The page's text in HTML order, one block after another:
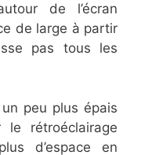
de l’écran
de large à partir
pas tous les
peu plus épais
le rétroéclairage
d’espace en